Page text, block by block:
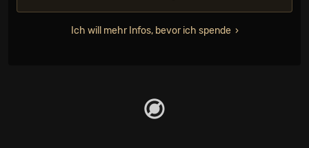
Ich will mehr Infos, bevor ich spende